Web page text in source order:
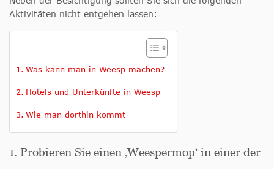
Aktivitäten nicht entgehen lassen:
Was kann man in Weesp machen?
Hotels und Unterkünfte in Weesp
Wie man dorthin kommt
1. Probieren Sie einen ‚Weespermop‘ in einer der